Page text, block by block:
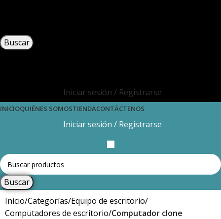
Buscar
Iniciar sesión / Registrarse
INICIOQUIÉNES SOMOSTIENDACONTÁCTENOS
Iniciar sesión / Registrarse
Buscar
Inicio Categorías Equipo de escritorio
Computadores de escritorio Computador clone